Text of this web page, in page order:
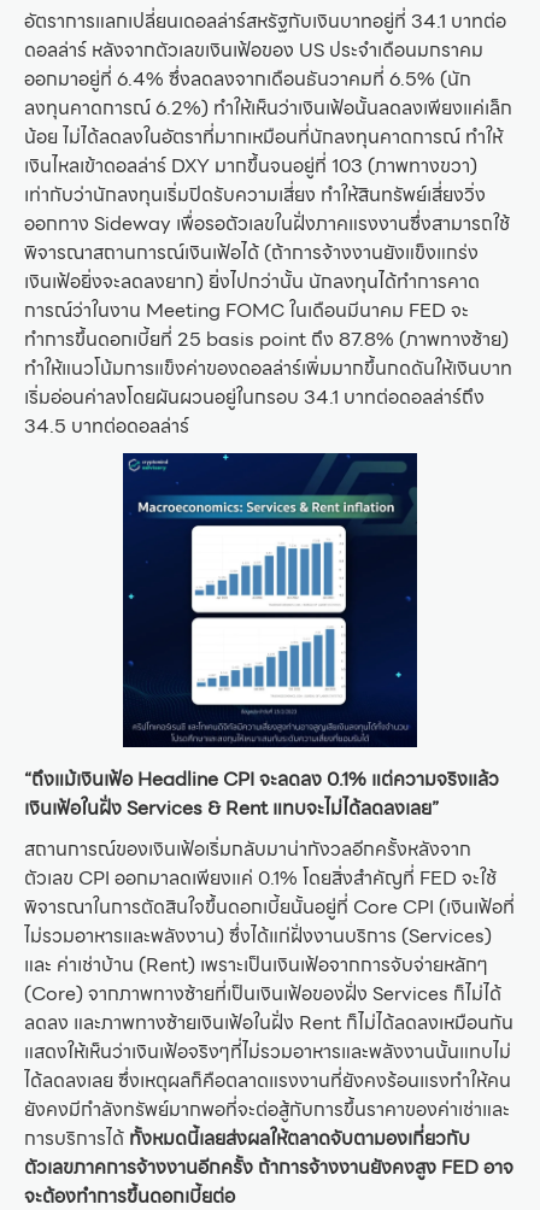
อัตราการแลกเปลี่ยนเดอลล่าร์สหรัฐกับเงินบาทอยู่ที่ 34.1 บาทต่อ
ดอลล่าร์ หลังจากตัวเลขเงินเฟ้อของ US ประจำเดือนมกราคม
ออกมาอยู่ที่ 6.4% ซึ่งลดลงจากเดือนธันวาคมที่ 6.5% (นัก
ลงทุนคาดการณ์ 6.2%) ทำให้เห็นว่าเงินเฟ้อนั้นลดลงเพียงแค่เล็ก
น้อย ไม่ได้ลดลงในอัตราที่มากเหมือนที่นักลงทุนคาดการณ์ ทำให้
เงินไหลเข้าดอลล่าร์ DXY มากขึ้นจนอยู่ที่ 103 (ภาพทางขวา)
เท่ากับว่านักลงทุนเริ่มปิดรับความเสี่ยง ทำให้สินทรัพย์เสี่ยงวิ่ง
ออกทาง Sideway เพื่อรอตัวเลขในฝั่งภาคแรงงานซึ่งสามารถใช้
พิจารณาสถานการณ์เงินเฟ้อได้ (ถ้าการจ้างงานยังแข็งแกร่ง
เงินเฟ้อยิ่งจะลดลงยาก) ยิ่งไปกว่านั้น นักลงทุนได้ทำการคาด
การณ์ว่าในงาน Meeting FOMC ในเดือนมีนาคม FED จะ
ทำการขึ้นดอกเบี้ยที่ 25 basis point ถึง 87.8% (ภาพทางซ้าย)
ทำให้แนวโน้มการแข็งค่าของดอลล่าร์เพิ่มมากขึ้นกดดันให้เงินบาท
เริ่มอ่อนค่าลงโดยผันผวนอยู่ในกรอบ 34.1 บาทต่อดอลล่าร์ถึง
34.5 บาทต่อดอลล่าร์
“ถึงแม้เงินเฟ้อ Headline CPI จะลดลง 0.1% แต่ความจริงแล้ว
เงินเฟ้อในฝั่ง Services & Rent แทบจะไม่ได้ลดลงเลย”
สถานการณ์ของเงินเฟ้อเริ่มกลับมาน่ากังวลอีกครั้งหลังจาก
ตัวเลข CPI ออกมาลดเพียงแค่ 0.1% โดยสิ่งสำคัญที่ FED จะใช้
พิจารณาในการตัดสินใจขึ้นดอกเบี้ยนั้นอยู่ที่ Core CPI (เงินเฟ้อที่
ไม่รวมอาหารและพลังงาน) ซึ่งได้แก่ฝั่งงานบริการ (Services)
และ ค่าเช่าบ้าน (Rent) เพราะเป็นเงินเฟ้อจากการจับจ่ายหลักๆ
(Core) จากภาพทางซ้ายที่เป็นเงินเฟ้อของฝั่ง Services ก็ไม่ได้
ลดลง และภาพทางซ้ายเงินเฟ้อในฝั่ง Rent ก็ไม่ได้ลดลงเหมือนกัน
แสดงให้เห็นว่าเงินเฟ้อจริงๆที่ไม่รวมอาหารและพลังงานนั้นแทบไม่
ได้ลดลงเลย ซึ่งเหตุผลก็คือตลาดแรงงานที่ยังคงร้อนแรงทำให้คน
ยังคงมีกำลังทรัพย์มากพอที่จะต่อสู้กับการขึ้นราคาของค่าเช่าและ
การบริการได้ ทั้งหมดนี้เลยส่งผลให้ตลาดจับตามองเกี่ยวกับ
ตัวเลขภาคการจ้างงานอีกครั้ง ถ้าการจ้างงานยังคงสูง FED อาจ
จะต้องทำการขึ้นดอกเบี้ยต่อ